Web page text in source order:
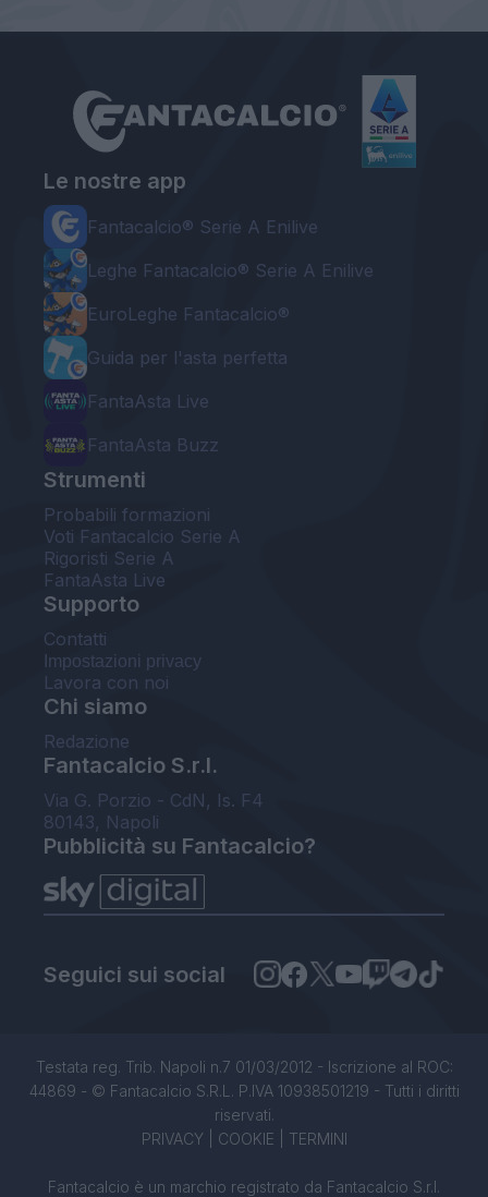
Le nostre app
Fantacalcio® Serie A Enilive
Leghe Fantacalcio® Serie A Enilive
EuroLeghe Fantacalcio®
Guida per l'asta perfetta
FantaAsta Live
FantaAsta Buzz
Strumenti
Probabili formazioni
Voti Fantacalcio Serie A
Rigoristi Serie A
FantaAsta Live
Supporto
Contatti
Impostazioni privacy
Lavora con noi
Chi siamo
Redazione
Fantacalcio S.r.l.
Via G. Porzio - CdN, Is. F4
80143, Napoli
Pubblicità su Fantacalcio?
Seguici sui social
Testata reg. Trib. Napoli n.7 01/03/2012 - Iscrizione al ROC:
44869 - © Fantacalcio S.R.L. P.IVA 10938501219 - Tutti i diritti
riservati.
PRIVACY| COOKIE TERMINI
Fantacalcio è un marchio registrato da Fantacalcio S.r.l.